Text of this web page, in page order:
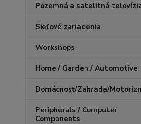
Pozemná a satelitná
Sieťové zariadenia
Workshops
Home / Garden / Automotive
Domácnosť/Záhrada/
Peripherals / Computer
Components